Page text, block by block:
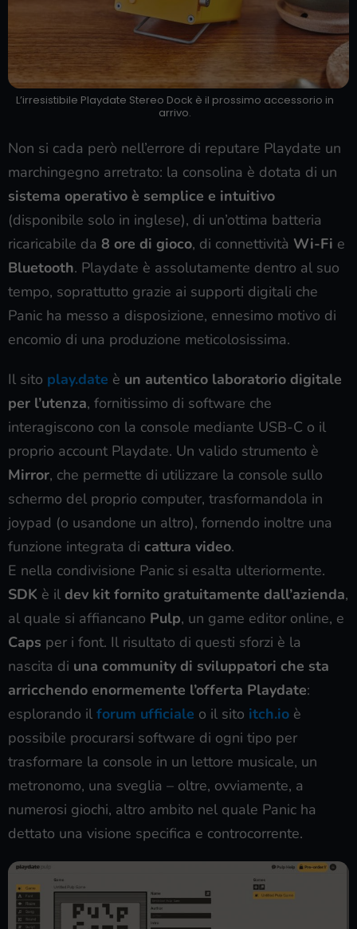
L’irresistibile Playdate Stereo Dock è il prossimo accessorio in
arrivo.
Non si cada però nell’errore di reputare Playdate un
marchingegno arretrato: la consolina è dotata di un
sistema operativo è semplice e intuitivo
(disponibile solo in inglese), di un’ottima batteria
ricaricabile da 8 ore di gioco, di connettività Wi-Fi e
Bluetooth. Playdate è assolutamente dentro al suo
tempo, soprattutto grazie ai supporti digitali che
Panic ha messo a disposizione, ennesimo motivo di
encomio di una produzione meticolosissima.
Il sito play.date è un autentico laboratorio digitale
per l’utenza, fornitissimo di software che
interagiscono con la console mediante USB-C o il
proprio account Playdate. Un valido strumento è
Mirror, che permette di utilizzare la console sullo
schermo del proprio computer, trasformandola in
joypad (o usandone un altro), fornendo inoltre una
funzione integrata di cattura video.
E nella condivisione Panic si esalta ulteriormente.
SDK è il dev kit fornito gratuitamente dall’azienda,
al quale si affiancano Pulp, un game editor online, e
Caps per i font. Il risultato di questi sforzi è la
nascita di una community di sviluppatori che sta
arricchendo enormemente l’offerta Playdate:
esplorando il forum ufficiale o il sito itch.io è
possibile procurarsi software di ogni tipo per
trasformare la console in un lettore musicale, un
metronomo, una sveglia – oltre, ovviamente, a
numerosi giochi, altro ambito nel quale Panic ha
dettato una visione specifica e controcorrente.